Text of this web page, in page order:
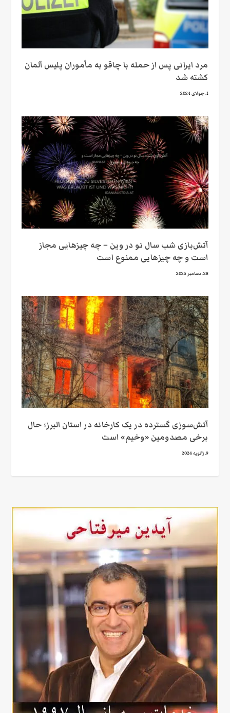
مرد ایرانی پس از حمله با چاقو به مأموران پلیس آلمان
کشته شد
1. جولای 2024
آتش‌بازی شب سال نو در وین – چه چیزهایی مجاز
است و چه چیزهایی ممنوع است
28. دسامبر 2025
آتش‌سوزی گسترده در یک کارخانه در استان البرز؛ حال
برخی مصدومین «وخیم» است
9. ژانویه 2024